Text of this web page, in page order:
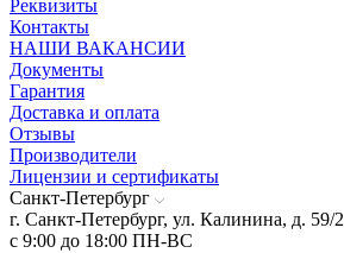
Реквизиты
Контакты
НАШИ ВАКАНСИИ
Документы
Гарантия
Доставка и оплата
Отзывы
Производители
Лицензии и сертификаты
Санкт-Петербург
г. Санкт-Петербург, ул. Калинина, д. 59/2
с 9:00 до 18:00 ПН-ВС